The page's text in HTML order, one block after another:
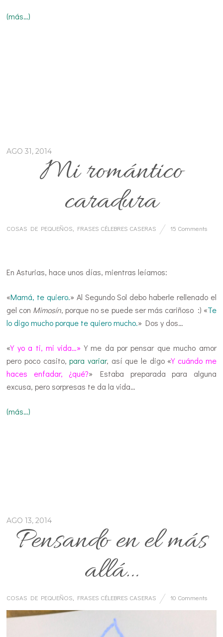
(más…)
AGO 31, 2014
Mi romántico
caradura
COSAS DE PEQUEÑOS FRASES CÉLEBRES CASERAS 15 Comments
En Asturias, hace unos días, mientras leíamos:
«Mamá, te quiero.» Al Segundo Sol debo haberle rellenado el
gel con Mimosín, porque no se puede ser más cariñoso :) «Te
lo digo mucho porque te quiero mucho.» Dos y dos…
«Y yo a ti, mi vida…» Y me da por pensar que mucho amor
pero poco casito,para variar, así que le digo «Y cuándo me
haces enfadar, ¿qué?» Estaba preparada para alguna
excusa, pero sorpresas te da la vida…
(más…)
AGO 13, 2014
Pensando en el más
allá…
COSAS DE PEQUEÑOS FRASES CÉLEBRES CASERAS 10 Comments